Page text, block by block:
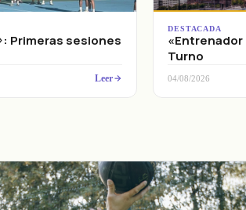
Primeras sesiones
Leer
DESTACADA
«Entrenador
Turno
04/08/2026